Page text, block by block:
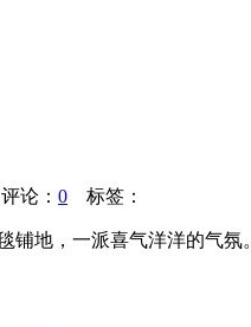
论： 0 标签：
地，一派喜气洋洋的气